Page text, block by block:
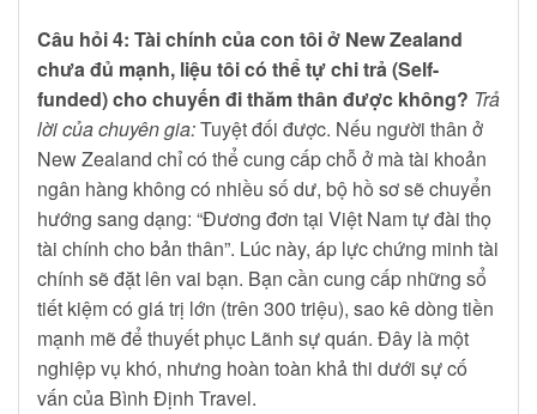
Câu hỏi 4: Tài chính của con tôi ở New Zealand
chưa đủ mạnh, liệu tôi có thể tự chi trả (Self-
funded) cho chuyến đi thăm thân được không? Trả
lời của chuyên gia:Tuyệt đối được. Nếu người thân ở
New Zealand chỉ có thể cung cấp chỗ ở mà tài khoản
ngân hàng không có nhiều số dư, bộ hồ sơ sẽ chuyển
hướng sang dạng: “Đương đơn tại Việt Nam tự đài thọ
tài chính cho bản thân”. Lúc này, áp lực chứng minh tài
chính sẽ đặt lên vai bạn. Bạn cần cung cấp những sổ
tiết kiệm có giá trị lớn (trên 300 triệu), sao kê dòng tiền
mạnh mẽ để thuyết phục Lãnh sự quán. Đây là một
nghiệp vụ khó, nhưng hoàn toàn khả thi dưới sự cố
vấn của Bình Định Travel.